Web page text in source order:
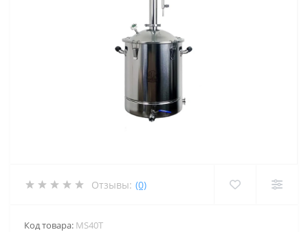
Отзывы: (0)
Код товара: MS40T